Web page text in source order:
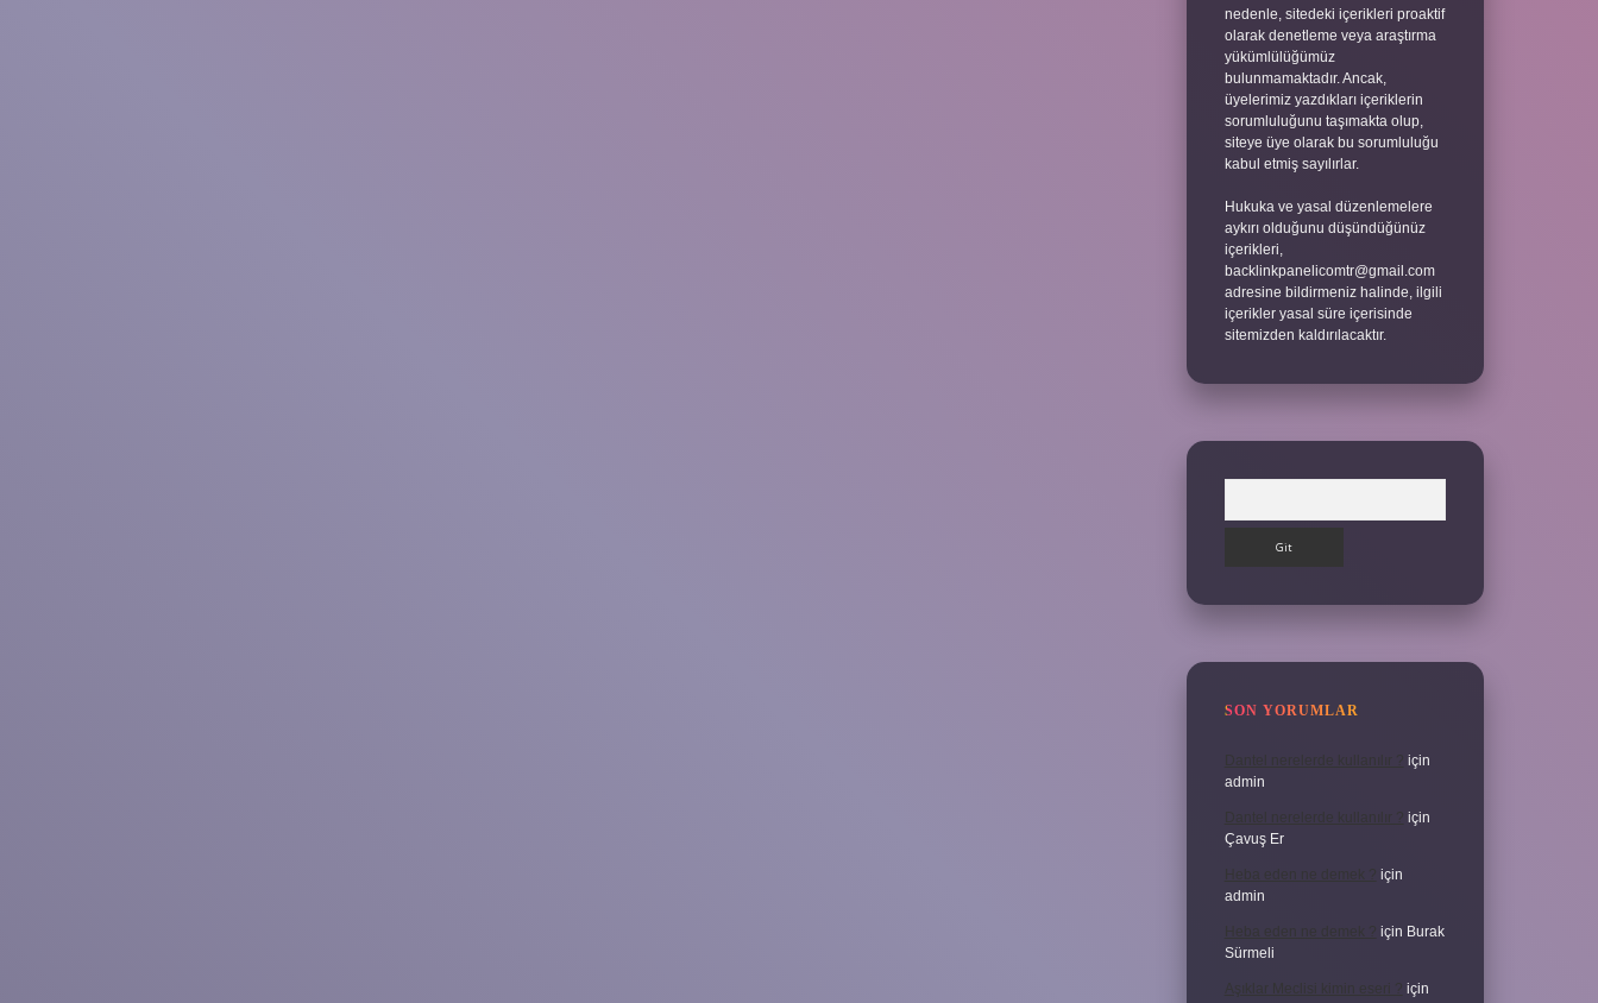
nedenle, sitedeki içerikleri proaktif
olarak denetleme veya araştırma
yükümlülüğümüz
bulunmamaktadır. Ancak,
üyelerimiz yazdıkları içeriklerin
sorumluluğunu taşımakta olup,
siteye üye olarak bu sorumluluğu
kabul etmiş sayılırlar.
Hukuka ve yasal düzenlemelere
aykırı olduğunu düşündüğünüz
içerikleri,
backlinkpanelicomtr@gmail.com
adresine bildirmeniz halinde, ilgili
içerikler yasal süre içerisinde
sitemizden kaldırılacaktır.
SON YORUMLAR
Dantel nerelerde kullanılır ? için
admin
Dantel nerelerde kullanılır ? için
Çavuş Er
Heba eden ne demek ? için
admin
Heba eden ne demek ? için Burak
Sürmeli
Aşıklar Meclisi kimin eseri ? için